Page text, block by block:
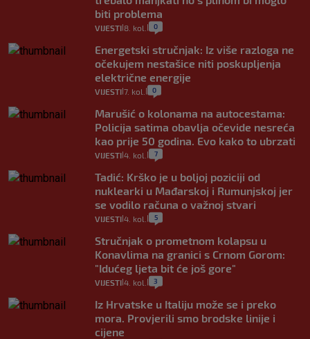
biti problema
VIJESTI 8. kol. 0
Energetski stručnjak: Iz više razloga ne
očekujem nestašice niti poskupljenja
električne energije
VIJESTI 7. kol. 0
Marušić o kolonama na autocestama:
Policija satima obavlja očevide nesreća
kao prije 50 godina. Evo kako to ubrzati
VIJESTI 4. kol. 7
Tadić: Krško je u boljoj poziciji od
nuklearki u Mađarskoj i Rumunjskoj jer
se vodilo računa o važnoj stvari
VIJESTI 4. kol. 5
Stručnjak o prometnom kolapsu u
Konavlima na granici s Crnom Gorom:
"Idućeg ljeta bit će još gore"
VIJESTI 4. kol. 3
Iz Hrvatske u Italiju može se i preko
mora. Provjerili smo brodske linije i
cijene